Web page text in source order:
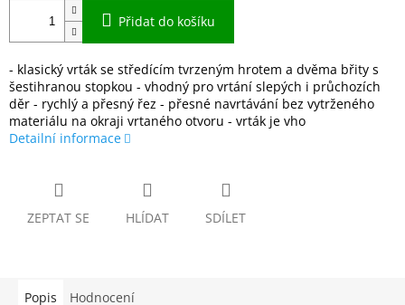
Přidat do košíku
- klasický vrták se středícím tvrzeným hrotem a dvěma břity s
šestihranou stopkou - vhodný pro vrtání slepých i průchozích
děr - rychlý a přesný řez - přesné navrtávání bez vytrženého
materiálu na okraji vrtaného otvoru - vrták je vho
Detailní informace
ZEPTAT SE HLÍDAT SDÍLET
Popis Hodnocení